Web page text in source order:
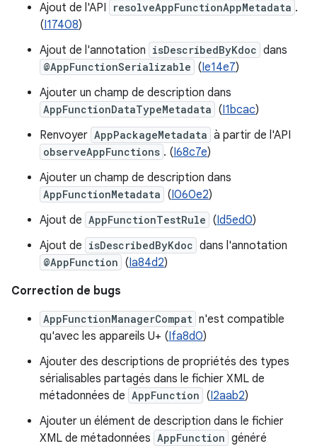
Ajout de l'API
resolveAppFunctionAppMetadata .
(I17408)
Ajout de l'annotation isDescribedByKdoc dans
@AppFunctionSerializable (Ie14e7)
Ajouter un champ de description dans
AppFunctionDataTypeMetadata (I1bcac)
Renvoyer AppPackageMetadata à partir de l'API
observeAppFunctions . (I68c7e)
Ajouter un champ de description dans
AppFunctionMetadata (I060e2)
Ajout de AppFunctionTestRule (Id5ed0)
Ajout de isDescribedByKdoc dans l'annotation
@AppFunction (Ia84d2)
Correction de bugs
AppFunctionManagerCompat n'est compatible
qu'avec les appareils U+ (Ifa8d0)
Ajouter des descriptions de propriétés des types
sérialisables partagés dans le fichier XML de
métadonnées de AppFunction (I2aab2)
Ajouter un élément de description dans le fichier
XML de métadonnées AppFunction généré